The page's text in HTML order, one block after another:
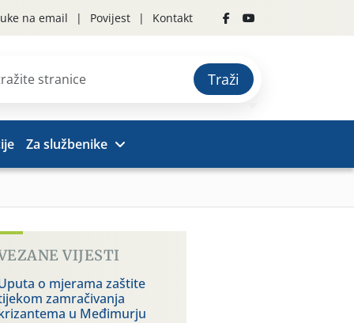
na email Povijest Kontakt
Traži
Za službenike
VIJESTI
o mjerama zaštite
zamračivanja
u Međimurju